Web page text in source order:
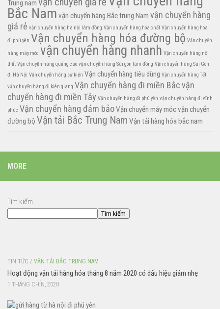
Trung nam
Bắc Nam vận chuyển hàng Bắc trung Nam vận chuyển hàng
giá rẻ vận chuyển hàng hà nội lâm đồng Vận chuyển hàng hóa chất Vận chuyển hàng hóa
đi phú yên Vận chuyển hàng hóa đường bộ Vận chuyển
hàng máy móc vận chuyển hàng nhanh Vận chuyển hàng nội
thất Vận chuyển hàng quảng cáo vận chuyển hàng Sài gòn lâm đồng Vận chuyển hàng Sài Gòn
đi Hà Nội Vận chuyển hàng sự kiện Vận chuyển hàng tiêu dùng Vận chuyển hàng Tết
vận chuyển hàng đi kiên giang Vận chuyển hàng đi miền Bắcvận
chuyển hàng đi miền Tây Vận chuyển hàng đi phú yên vận chuyển hàng đi vĩnh
phúc Vận chuyển hàng đảm bảoVận chuyển máy mócvận chuyển
đường bộ Vận tải Bắc Trung Nam Vận tải hàng hóa bắc nam
MORE
Tìm kiếm
Tìm kiếm
TIN TỨC / VẬN TẢI BẮC TRUNG NAM
Hoạt động vận tải hàng hóa tháng 8 năm 2020 có dấu hiệu giảm nhẹ
1 THÁNG CHÍN, 2020